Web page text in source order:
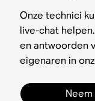
Onze technici
live-chat
en antwoorden
eigenaren in